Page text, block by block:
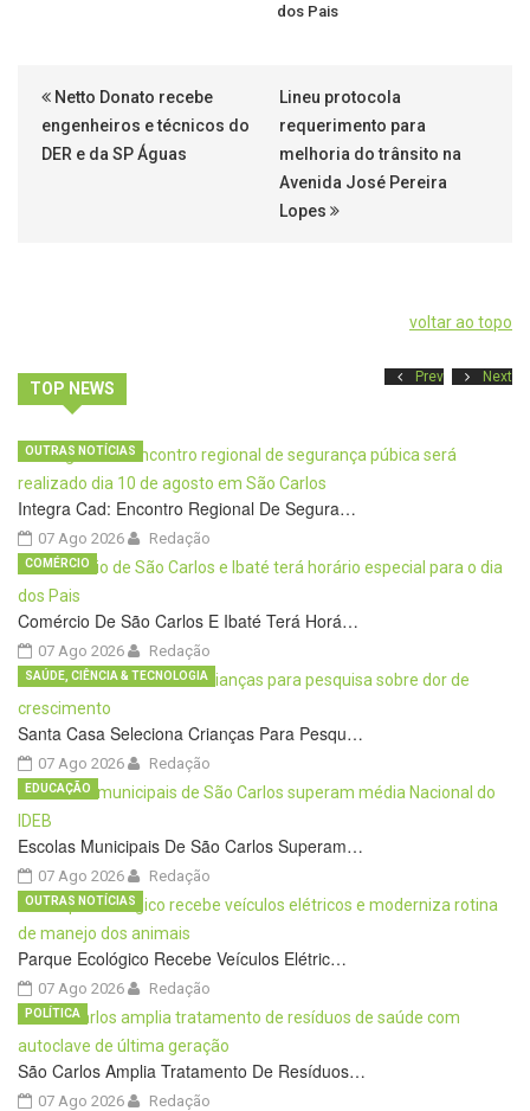
dos Pais
Netto Donato recebe
engenheiros e técnicos do
DER e da SP Águas
Lineu protocola
requerimento para
melhoria do trânsito na
Avenida José Pereira
Lopes
voltar ao topo
TOP NEWS
Prev Next
Integra Cad: Encontro Regional De Segura…
07 Ago 2026
OUTRAS NOTÍCIAS
Redação
Comércio De São Carlos E Ibaté Terá Horá…
07 Ago 2026
COMÉRCIO
Redação
Santa Casa Seleciona Crianças Para Pesqu…
07 Ago 2026
SAÚDE, CIÊNCIA & TECNOLOGIA
Redação
Escolas Municipais De São Carlos Superam…
07 Ago 2026
EDUCAÇÃO
Redação
Parque Ecológico Recebe Veículos Elétric…
07 Ago 2026
OUTRAS NOTÍCIAS
Redação
São Carlos Amplia Tratamento De Resíduos…
07 Ago 2026
POLÍTICA
Redação